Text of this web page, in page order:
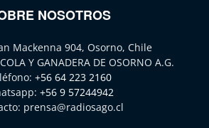
NOSOTROS
Mackenna 904, Osorno, Chile
Y GANADERA DE OSORNO A.G.
+56 64 223 2160
+56 9 57244942
prensa@radiosago.cl